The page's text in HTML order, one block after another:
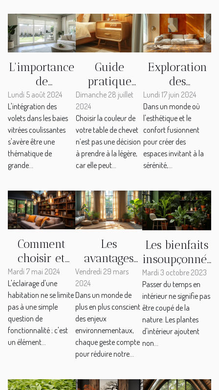
L'importance
de
l'intégration
des volets
dans les
baies vitrées
coulissantes
Lundi 5 août 2024
L'intégration des
volets dans les baies
vitrées coulissantes
s'avère être une
thématique de
grande...
Guide
pratique
pour choisir
la couleur
idéale de
votre table
de chevet
Dimanche 28 juillet
2024
Choisir la couleur de
votre table de chevet
n’est pas une décision
à prendre à la légère,
car elle peut...
Exploration
des
tendances
actuelles en
décoration
d'intérieur
et
l'importance
bons
matériaux et
couleurs
Lundi 17 juin 2024
Dans un monde où
l'esthétique et le
confort fusionnent
pour créer des
espaces invitant à la
sérénité,...
Comment
choisir et
installer des
éclairages
efficaces
pour chaque
pièce de la
maison
Mardi 7 mai 2024
L'éclairage d'une
habitation ne se limite
pas à une simple
question de
fonctionnalité ; c'est
un élément...
Les
avantages
écologiques
des rideaux
en toile de
jute pour
une maison
durable
Vendredi 29 mars
2024
Dans un monde de
plus en plus conscient
des enjeux
environnementaux,
chaque geste compte
pour réduire notre...
Les bienfaits
insoupçonnés
des plantes
d'intérieur
Mardi 3 octobre 2023
Passer du temps en
intérieur ne signifie pas
être coupé de la
nature. Les plantes
d'intérieur ajoutent
non...